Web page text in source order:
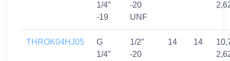
1/4″
-19
-20
UNF
THROK04HJ05
G
1/4″
1/2″
-20
14 14